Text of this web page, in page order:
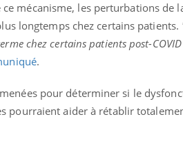
mécanisme, les perturbations de
longtemps chez certains patients.
chez certains patients post-
.
pour déterminer si le
pourraient aider à rétablir